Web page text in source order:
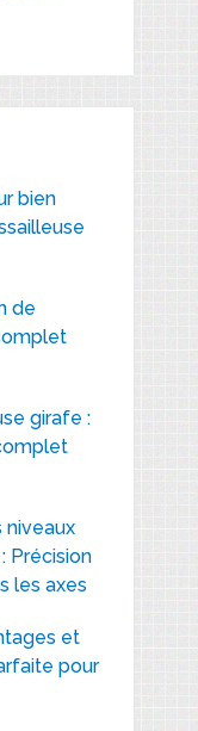
bien
de
girafe :
niveaux
Précision
les axes
et
pour